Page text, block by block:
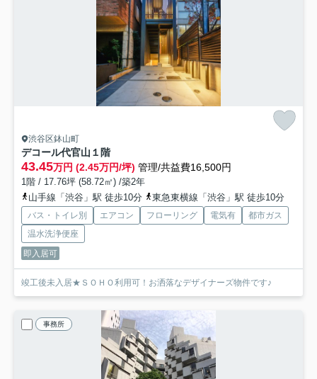
渋谷区鉢山町
デコール代官山 １階
43.45万円 (2.45万円/坪) 管理/共益費16,500円
1階 / 17.76坪 (58.72㎡) /築2年
山手線「渋谷」駅 徒歩10分
東急東横線「渋谷」駅 徒歩10分
バス・トイレ別 エアコン フローリング 電気有
都市ガス
温水洗浄便座
即入居可
竣工後未入居★ＳＯＨＯ利用可！お洒落なデザイナーズ物件です♪
事務所